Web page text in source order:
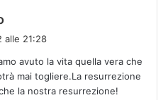
e
t
t
alle 21:28
avuto la vita quella vera che
mai togliere.La resurrezione
la nostra resurrezione!